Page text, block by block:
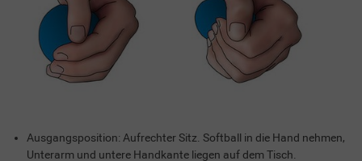
Ausgangsposition: Aufrechter Sitz. Softball in die Hand nehmen,
Unterarm und untere Handkante liegen auf dem Tisch.